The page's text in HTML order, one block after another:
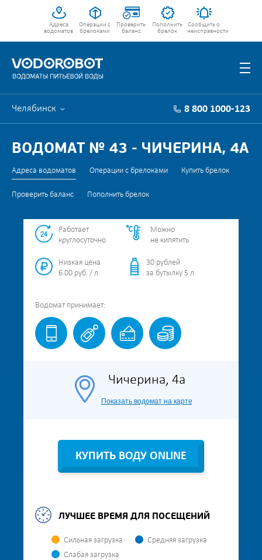
Адреса
водоматов
Операции с
брелоками
Проверить
баланс
Пополнить
брелок
Сообщить о
неисправности
Челябинск 8 800 1000-123
ВОДОМАТ № 43 - ЧИЧЕРИНА, 4А
Адреса водоматов Операции с брелоками Купить брелок
Проверить баланс Пополнить брелок
Работает
круглосуточно
Можно
не кипятить
Низкая цена
6.00 руб. / л
30 рублей
за бутылку 5 л
Водомат принимает:
Чичерина, 4а
Показать водомат на карте
КУПИТЬ ВОДУ ONLINE
ЛУЧШЕЕ ВРЕМЯ ДЛЯ ПОСЕЩЕНИЙ
Сильная загрузка
Средняя загрузка
Слабая загрузка